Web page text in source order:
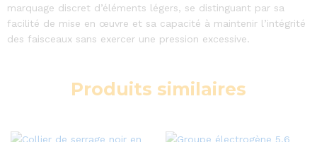
marquage discret d’éléments légers, se distinguant par sa
facilité de mise en œuvre et sa capacité à maintenir l’intégrité
des faisceaux sans exercer une pression excessive.
Produits similaires